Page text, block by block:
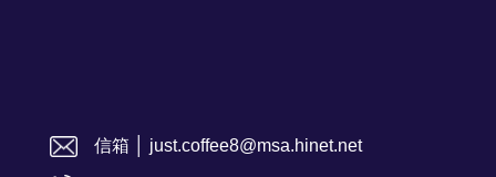
信箱 │ just.coffee8@msa.hinet.net